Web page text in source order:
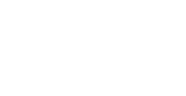
、±20mA）输入